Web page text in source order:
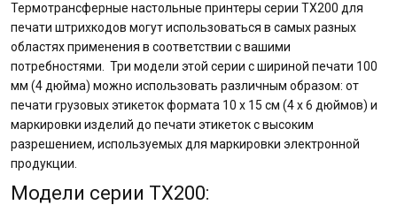
Термотрансферные настольные принтеры серии TX200 для
печати штрихкодов могут использоваться в самых разных
областях применения в соответствии с вашими
потребностями. Три модели этой серии с шириной печати 100
мм (4 дюйма) можно использовать различным образом: от
печати грузовых этикеток формата 10 x 15 см (4 x 6 дюймов) и
маркировки изделий до печати этикеток с высоким
разрешением, используемых для маркировки электронной
продукции.
Модели серии TX200: